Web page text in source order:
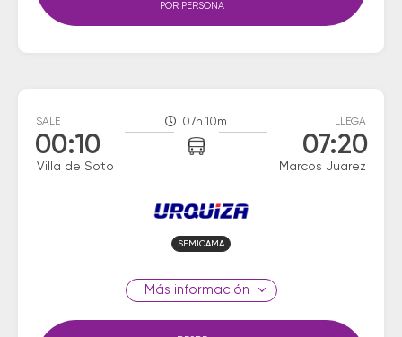
POR PERSONA
SALE
00:10
Villa de Soto
07h 10m LLEGA
07:20
Marcos Juarez
SEMICAMA
información